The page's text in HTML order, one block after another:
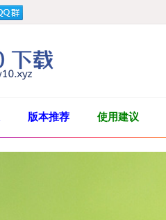
版本推荐 使用建议